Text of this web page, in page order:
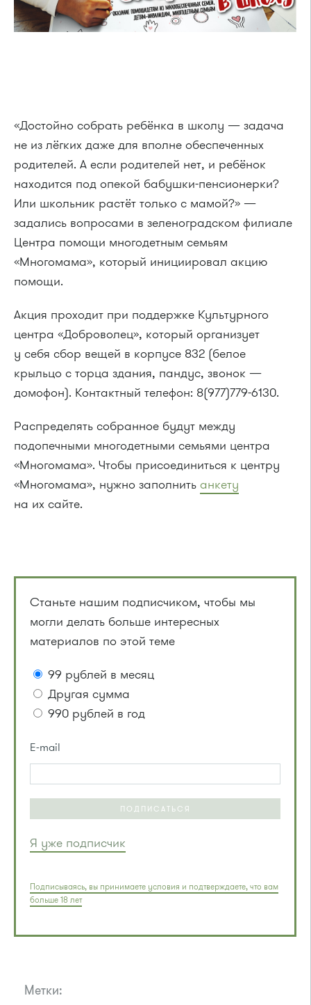
«Достойно собрать ребёнка в школу — задача
не из лёгких даже для вполне обеспеченных
родителей. А если родителей нет, и ребёнок
находится под опекой бабушки-пенсионерки?
Или школьник растёт только с мамой?» —
задались вопросами в зеленоградском филиале
Центра помощи многодетным семьям
«Многомама», который инициировал акцию
помощи.
Акция проходит при поддержке Культурного
центра «Доброволец», который организует
у себя сбор вещей в корпусе 832 (белое
крыльцо с торца здания, пандус, звонок —
домофон). Контактный телефон: 8(977)779-6130.
Распределять собранное будут между
подопечными многодетными семьями центра
«Многомама». Чтобы присоединиться к центру
«Многомама», нужно заполнить анкету
на их сайте.
Станьте нашим подписчиком, чтобы мы
могли делать больше интересных
материалов по этой теме
99 рублей в месяц
Другая сумма
990 рублей в год
E-mail
ПОДПИСАТЬСЯ
Я уже подписчик
Подписываясь, вы принимаете условия и подтверждаете, что вам
больше 18 лет
Метки: